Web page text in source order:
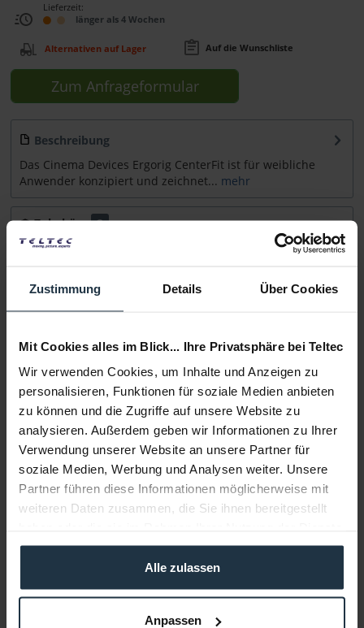
Zustimmung Details Über Cookies
Mit Cookies alles im Blick... Ihre Privatsphäre bei Teltec
Wir verwenden Cookies, um Inhalte und Anzeigen zu
personalisieren, Funktionen für soziale Medien anbieten
zu können und die Zugriffe auf unsere Website zu
analysieren. Außerdem geben wir Informationen zu Ihrer
Verwendung unserer Website an unsere Partner für
soziale Medien, Werbung und Analysen weiter. Unsere
Partner führen diese Informationen möglicherweise mit
weiteren Daten zusammen, die Sie ihnen bereitgestellt
gesammelt haben.
Alle zulassen
Anpassen
Lieferzeit:
länger als 4 Wochen
Alternativen auf Lager Auf die Wunschliste
Zum Anfrageformular
Beschreibung
Das Cinema Devices Ergorig CenterFit ist für weibliche
Anwender konzipiert und zeichnet... mehr
Zubehör
2
Zubehör und Empfehlungen
Beratung
Medien
Infos zu Hersteller & Produktsicherheit
Folgende Infos zum Hersteller sind verfübar...... mehr
Weitere Artikel von Cinema Devices ansehen
Cinema Devices Ergorig Classic (Tall)